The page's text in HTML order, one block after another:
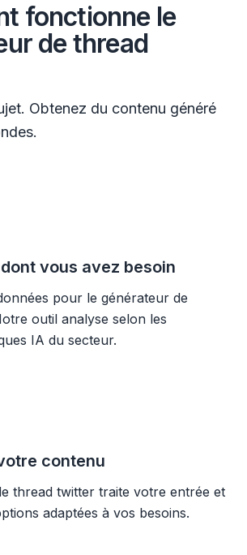
fonctionne le
de thread
Obtenez du contenu généré
vous avez besoin
pour le générateur de
outil analyse selon les
IA du secteur.
contenu
thread twitter traite votre entrée et
adaptées à vos besoins.